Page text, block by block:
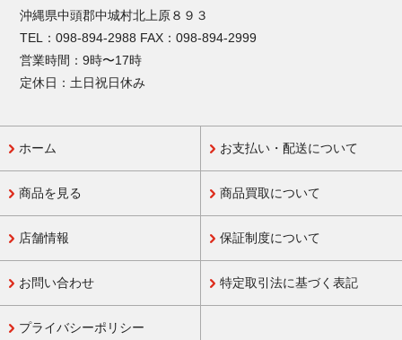
沖縄県中頭郡中城村北上原８９３
TEL：098-894-2988 FAX：098-894-2999
営業時間：9時〜17時
定休日：土日祝日休み
ホーム
商品を見る
店舗情報
お問い合わせ
プライバシーポリシー
お支払い・配送について
商品買取について
保証制度について
特定取引法に基づく表記